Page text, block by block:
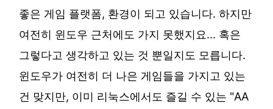
좋은 게임 플랫폼, 환경이 되고 있습니다. 하지만
여전히 윈도우 근처에도 가지 못했지요... 혹은
그렇다고 생각하고 있는 것 뿐일지도 모릅니다.
윈도우가 여전히 더 나은 게임들을 가지고 있는
건 맞지만, 이미 리눅스에서도 즐길 수 있는 "AA